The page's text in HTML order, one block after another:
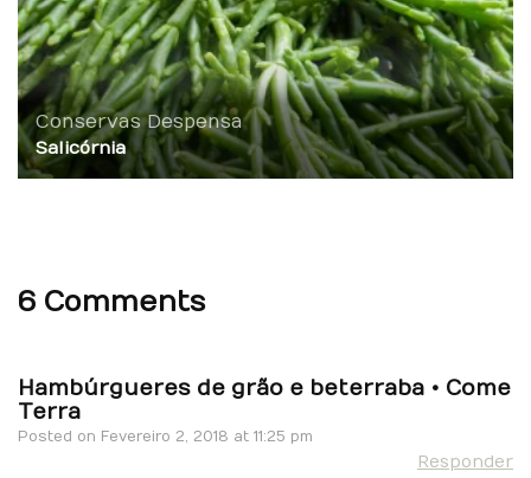
Conservas Despensa
Salicórnia
6 Comments
Hambúrgueres de grão e beterraba • Come
Terra
Posted on Fevereiro 2, 2018 at 11:25 pm
Responder